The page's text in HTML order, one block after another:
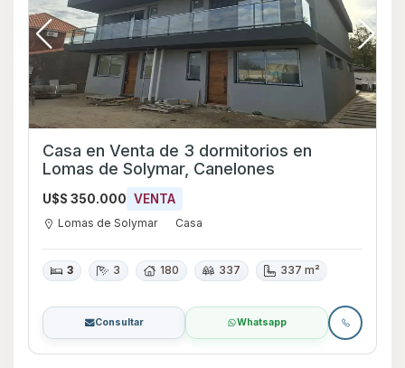
Casa en Venta de 3 dormitorios en
Lomas de Solymar, Canelones
U$S 350.000 VENTA
Lomas de Solymar Casa
3 3 180 337 337 m²
Consultar Whatsapp